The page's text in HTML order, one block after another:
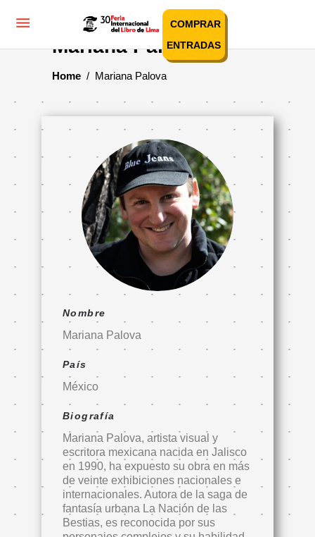
COMPRAR
ENTRADAS
Mariana Palova
Home / Mariana Palova
Nombre
Mariana Palova
País
México
Biografía
Mariana Palova, artista visual y
escritora mexicana nacida en Jalisco
en 1990, ha expuesto su obra en más
de veinte exhibiciones nacionales e
internacionales. Autora de la saga de
fantasía urbana La Nación de las
Bestias, es reconocida por sus